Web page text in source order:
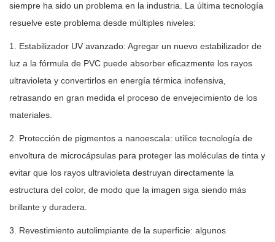
siempre ha sido un problema en la industria. La última tecnología
resuelve este problema desde múltiples niveles:
1. Estabilizador UV avanzado: Agregar un nuevo estabilizador de
luz a la fórmula de PVC puede absorber eficazmente los rayos
ultravioleta y convertirlos en energía térmica inofensiva,
retrasando en gran medida el proceso de envejecimiento de los
materiales.
2. Protección de pigmentos a nanoescala: utilice tecnología de
envoltura de microcápsulas para proteger las moléculas de tinta y
evitar que los rayos ultravioleta destruyan directamente la
estructura del color, de modo que la imagen siga siendo más
brillante y duradera.
3. Revestimiento autolimpiante de la superficie: algunos